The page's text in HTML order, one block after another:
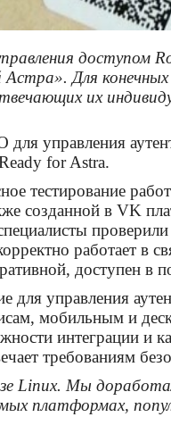
доступом
Для конечных
их
управления
for Astra.
тестирование
созданной в VK
работает в
доступен в
управления
мобильным и
интеграции и
требованиям
Linux. Мы
платформах,